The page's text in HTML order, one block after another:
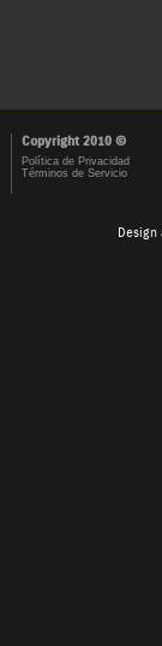
Copyright 2010 ©
Política de Privacidad
Términos de Servicio